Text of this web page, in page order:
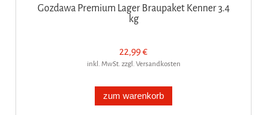
Gozdawa Premium Lager Braupaket Kenner 3.4
kg
22,99 €
inkl. MwSt. zzgl. Versandkosten
zum warenkorb